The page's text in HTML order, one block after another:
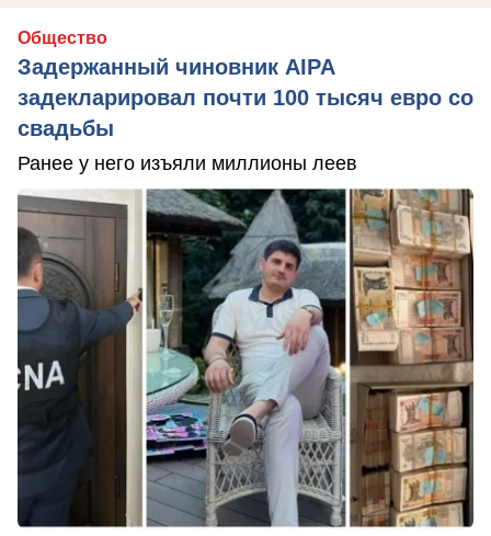
Общество
Задержанный чиновник AIPA
задекларировал почти 100 тысяч евро со
свадьбы
Ранее у него изъяли миллионы леев